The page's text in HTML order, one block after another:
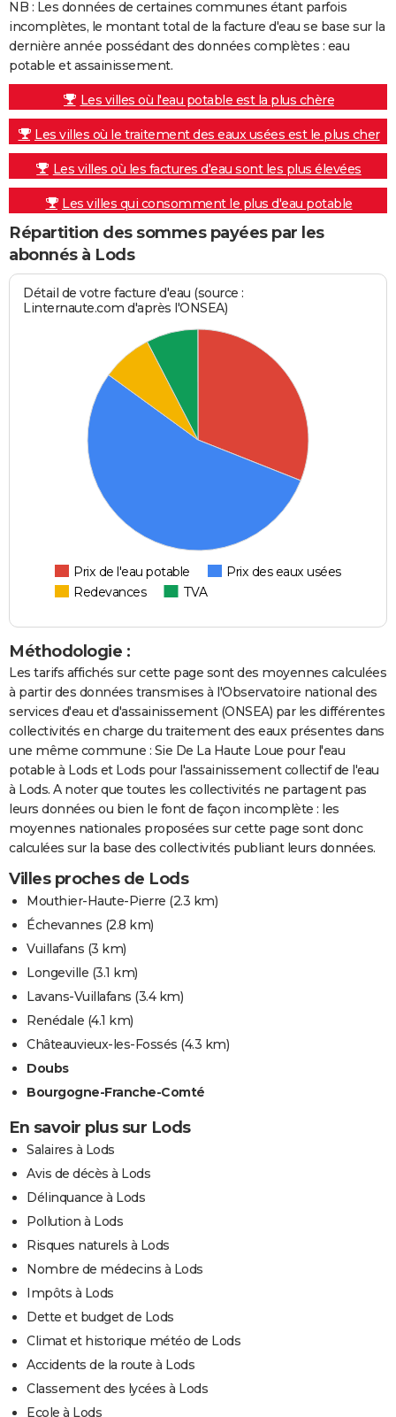
NB : Les données de certaines communes étant parfois
incomplètes, le montant total de la facture d'eau se base sur la
dernière année possédant des données complètes : eau
potable et assainissement.
Les villes où l'eau potable est la plus chère
Les villes où le traitement des eaux usées est le plus cher
Les villes où les factures d'eau sont les plus élevées
Les villes qui consomment le plus d'eau potable
Répartition des sommes payées par les
abonnés à Lods
Détail de votre facture d'eau (source :
Linternaute.com d'après l'ONSEA)
Prix de l'eau potable
Prix des eaux usées
Redevances
TVA
Méthodologie :
Les tarifs affichés sur cette page sont des moyennes calculées
à partir des données transmises à l'Observatoire national des
services d'eau et d'assainissement (ONSEA) par les différentes
collectivités en charge du traitement des eaux présentes dans
une même commune : Sie De La Haute Loue pour l'eau
potable à Lods et Lods pour l'assainissement collectif de l'eau
à Lods. A noter que toutes les collectivités ne partagent pas
leurs données ou bien le font de façon incomplète : les
moyennes nationales proposées sur cette page sont donc
calculées sur la base des collectivités publiant leurs données.
Villes proches de Lods
Mouthier-Haute-Pierre (2.3 km)
Échevannes (2.8 km)
Vuillafans (3 km)
Longeville (3.1 km)
Lavans-Vuillafans (3.4 km)
Renédale (4.1 km)
Châteauvieux-les-Fossés (4.3 km)
Doubs
Bourgogne-Franche-Comté
En savoir plus sur Lods
Salaires à Lods
Avis de décès à Lods
Délinquance à Lods
Pollution à Lods
Risques naturels à Lods
Nombre de médecins à Lods
Impôts à Lods
Dette et budget de Lods
Climat et historique météo de Lods
Accidents de la route à Lods
Classement des lycées à Lods
Ecole à Lods